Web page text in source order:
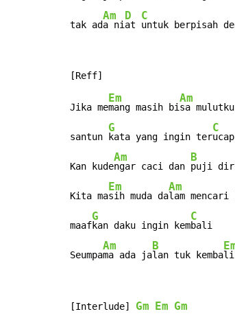
tak ad
Am
a ni
D
at
C
untuk berpisah
Jika me
Em
mang masih bi
Am
sa
santun
G
kata yang ingin ter
C
ucap
Kan kude
Am
ngar caci dan
B
puji
Kita ma
Em
sih muda da
Am
lam mencari
maaf
G
kan daku ingin kem
C
bali
Seumpa
Am
ma ada ja
B
lan tuk kembali
[Interlude] Gm Em Gm